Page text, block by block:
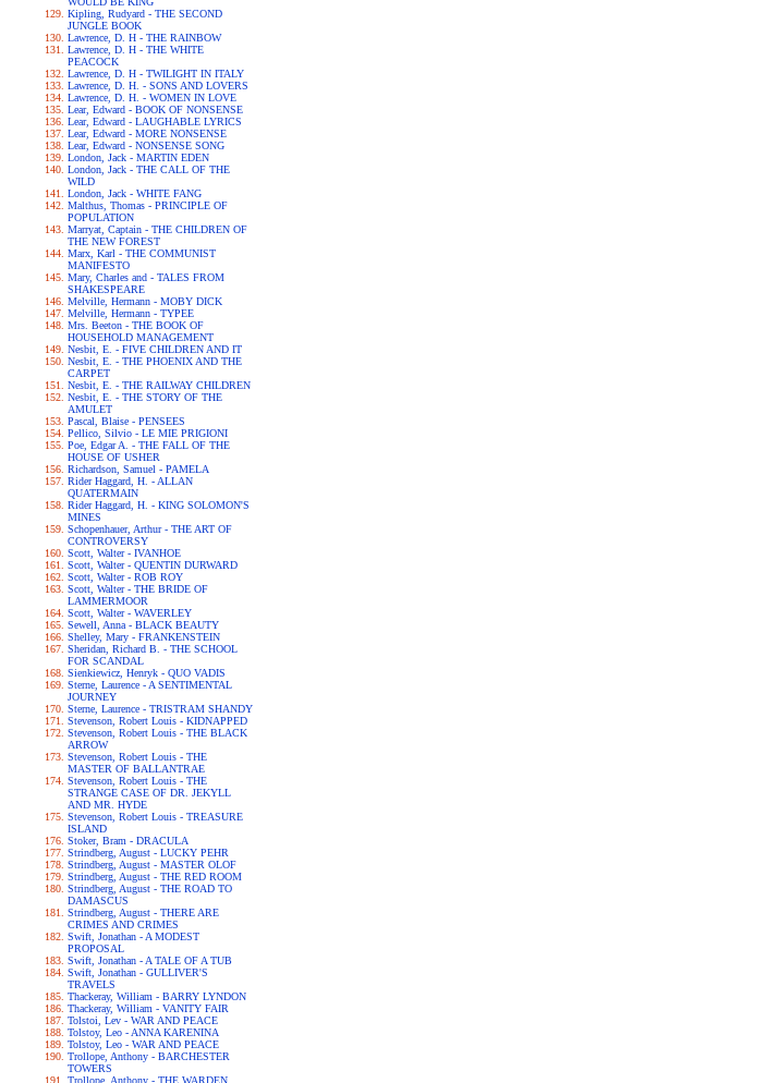
Kipling, Rudyard - THE SECOND
JUNGLE BOOK
Lawrence, D. H - THE RAINBOW
Lawrence, D. H - THE WHITE
PEACOCK
Lawrence, D. H - TWILIGHT IN ITALY
Lawrence, D. H. - SONS AND LOVERS
Lawrence, D. H. - WOMEN IN LOVE
Lear, Edward - BOOK OF NONSENSE
Lear, Edward - LAUGHABLE LYRICS
Lear, Edward - MORE NONSENSE
Lear, Edward - NONSENSE SONG
London, Jack - MARTIN EDEN
London, Jack - THE CALL OF THE
WILD
London, Jack - WHITE FANG
Malthus, Thomas - PRINCIPLE OF
POPULATION
Marryat, Captain - THE CHILDREN OF
THE NEW FOREST
Marx, Karl - THE COMMUNIST
MANIFESTO
Mary, Charles and - TALES FROM
SHAKESPEARE
Melville, Hermann - MOBY DICK
Melville, Hermann - TYPEE
Mrs. Beeton - THE BOOK OF
HOUSEHOLD MANAGEMENT
Nesbit, E. - FIVE CHILDREN AND IT
Nesbit, E. - THE PHOENIX AND THE
CARPET
Nesbit, E. - THE RAILWAY CHILDREN
Nesbit, E. - THE STORY OF THE
AMULET
Pascal, Blaise - PENSEES
Pellico, Silvio - LE MIE PRIGIONI
Poe, Edgar A. - THE FALL OF THE
HOUSE OF USHER
Richardson, Samuel - PAMELA
Rider Haggard, H. - ALLAN
QUATERMAIN
Rider Haggard, H. - KING SOLOMON'S
MINES
Schopenhauer, Arthur - THE ART OF
CONTROVERSY
Scott, Walter - IVANHOE
Scott, Walter - QUENTIN DURWARD
Scott, Walter - ROB ROY
Scott, Walter - THE BRIDE OF
LAMMERMOOR
Scott, Walter - WAVERLEY
Sewell, Anna - BLACK BEAUTY
Shelley, Mary - FRANKENSTEIN
Sheridan, Richard B. - THE SCHOOL
FOR SCANDAL
Sienkiewicz, Henryk - QUO VADIS
Sterne, Laurence - A SENTIMENTAL
JOURNEY
Sterne, Laurence - TRISTRAM SHANDY
Stevenson, Robert Louis - KIDNAPPED
Stevenson, Robert Louis - THE BLACK
ARROW
Stevenson, Robert Louis - THE
MASTER OF BALLANTRAE
Stevenson, Robert Louis - THE
STRANGE CASE OF DR. JEKYLL
AND MR. HYDE
Stevenson, Robert Louis - TREASURE
ISLAND
Stoker, Bram - DRACULA
Strindberg, August - LUCKY PEHR
Strindberg, August - MASTER OLOF
Strindberg, August - THE RED ROOM
Strindberg, August - THE ROAD TO
DAMASCUS
Strindberg, August - THERE ARE
CRIMES AND CRIMES
Swift, Jonathan - A MODEST
PROPOSAL
Swift, Jonathan - A TALE OF A TUB
Swift, Jonathan - GULLIVER'S
TRAVELS
Thackeray, William - BARRY LYNDON
Thackeray, William - VANITY FAIR
Tolstoi, Lev - WAR AND PEACE
Tolstoy, Leo - ANNA KARENINA
Tolstoy, Leo - WAR AND PEACE
Trollope, Anthony - BARCHESTER
TOWERS
Trollope, Anthony - THE WARDEN